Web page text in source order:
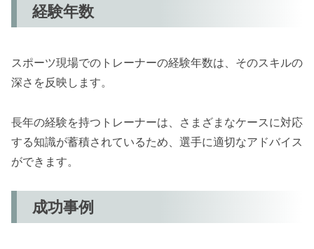
経験年数
スポーツ現場でのトレーナーの経験年数は、そのスキルの
深さを反映します。
長年の経験を持つトレーナーは、さまざまなケースに対応
する知識が蓄積されているため、選手に適切なアドバイス
ができます。
成功事例